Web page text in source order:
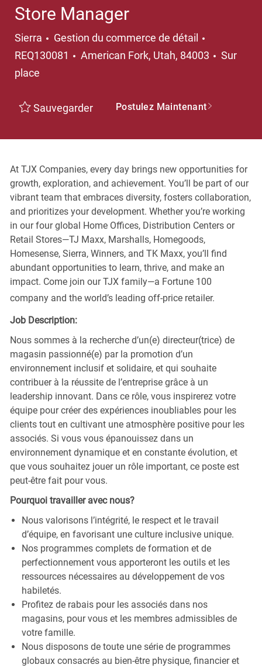
Store Manager
Sierra Catégorie
Gestion du commerce de détail
REQ130081
Emplacement
American Fork, Utah, 84003
Sur
place
Sauvegarder Postulez Maintenant
At TJX Companies, every day brings new opportunities for
growth, exploration, and achievement. You’ll be part of our
vibrant team that embraces diversity, fosters collaboration,
and prioritizes your development. Whether you’re working
in our four global Home Offices, Distribution Centers or
Retail Stores—TJ Maxx, Marshalls, Homegoods,
Homesense, Sierra, Winners, and TK Maxx, you’ll find
abundant opportunities to learn, thrive, and make an
impact. Come join our TJX family—a Fortune 100
company and the world’s leading off-price retailer.
Job Description:
Nous sommes à la recherche d’un(e) directeur(trice) de
magasin passionné(e) par la promotion d’un
environnement inclusif et solidaire, et qui souhaite
contribuer à la réussite de l’entreprise grâce à un
leadership innovant. Dans ce rôle, vous inspirerez votre
équipe pour créer des expériences inoubliables pour les
clients tout en cultivant une atmosphère positive pour les
associés. Si vous vous épanouissez dans un
environnement dynamique et en constante évolution, et
que vous souhaitez jouer un rôle important, ce poste est
peut-être fait pour vous.
Pourquoi travailler avec nous?
Nous valorisons l’intégrité, le respect et le travail
d’équipe, en favorisant une culture inclusive unique.
Nos programmes complets de formation et de
perfectionnement vous apporteront les outils et les
ressources nécessaires au développement de vos
habiletés.
Profitez de rabais pour les associés dans nos
magasins, pour vous et les membres admissibles de
votre famille.
Nous disposons de toute une série de programmes
globaux consacrés au bien-être physique, financier et